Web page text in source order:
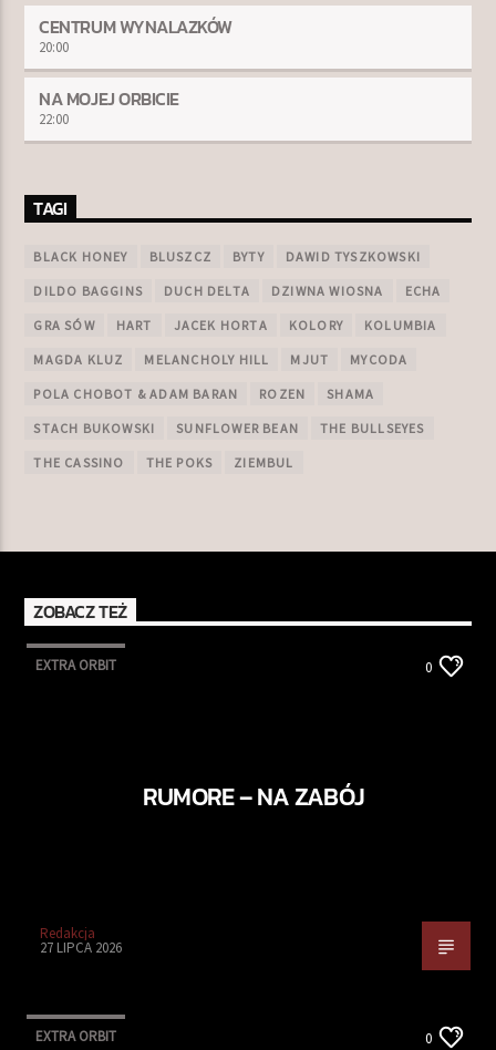
CENTRUM WYNALAZKÓW
20:00
NA MOJEJ ORBICIE
22:00
TAGI
BLACK HONEY BLUSZCZ BYTY DAWID TYSZKOWSKI
DILDO BAGGINS DUCH DELTA DZIWNA WIOSNA ECHA
GRA SÓW HART JACEK HORTA KOLORY KOLUMBIA
MAGDA KLUZ MELANCHOLY HILL MJUT MYCODA
POLA CHOBOT & ADAM BARAN ROZEN SHAMA
STACH BUKOWSKI SUNFLOWER BEAN THE BULLSEYES
THE CASSINO THE POKS ZIEMBUL
ZOBACZ TEŻ
EXTRA ORBIT 0
RUMORE – NA ZABÓJ
Redakcja
27 LIPCA 2026
EXTRA ORBIT 0